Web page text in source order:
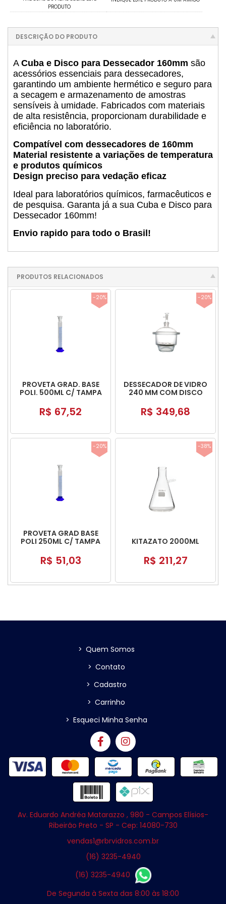
PRODUTO
DESCRIÇÃO DO PRODUTO
A Cuba e Disco para Dessecador 160mm são
acessórios essenciais para dessecadores,
garantindo um ambiente hermético e seguro para
a secagem e armazenamento de amostras
sensíveis à umidade. Fabricados com materiais
de alta resistência, proporcionam durabilidade e
eficiência no laboratório.
Compatível com dessecadores de 160mm
Material resistente a variações de temperatura
e produtos químicos
Design preciso para vedação eficaz
Ideal para laboratórios químicos, farmacêuticos e
de pesquisa. Garanta já a sua Cuba e Disco para
Dessecador 160mm!
Envio rapido para todo o Brasil!
PRODUTOS RELACIONADOS
-20%
PROVETA GRAD. BASE
POLI. 500ML C/ TAMPA
R$ 67,52
-20%
DESSECADOR DE VIDRO
240 MM COM DISCO
COM TORNEIRA
R$ 349,68
-20%
PROVETA GRAD BASE
POLI 250ML C/ TAMPA
R$ 51,03
-38%
KITAZATO 2000ML
R$ 211,27
> Quem Somos
> Contato
> Cadastro
> Carrinho
> Esqueci Minha Senha
Av. Eduardo Andréa Matarazzo , 980 - Campos Elísios-
Ribeirão Preto - SP - Cep: 14080-730
vendas1@rbrvidros.com.br
(16) 3235-4940
(16) 3235-4940
De Segunda à Sexta das 8:00 às 18:00